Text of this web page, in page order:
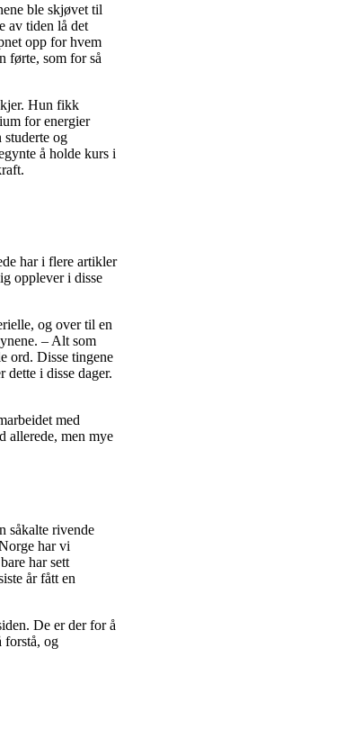
ble skjøvet til
av tiden lå det
opp for hvem
førte, som for så
Hun fikk
for energier
og
å holde kurs i
har i flere artikler
opplever i disse
og over til en
– Alt som
ord. Disse tingene
dette i disse dager.
med
allerede, men mye
såkalte rivende
har vi
har sett
år fått en
De er der for å
forstå, og